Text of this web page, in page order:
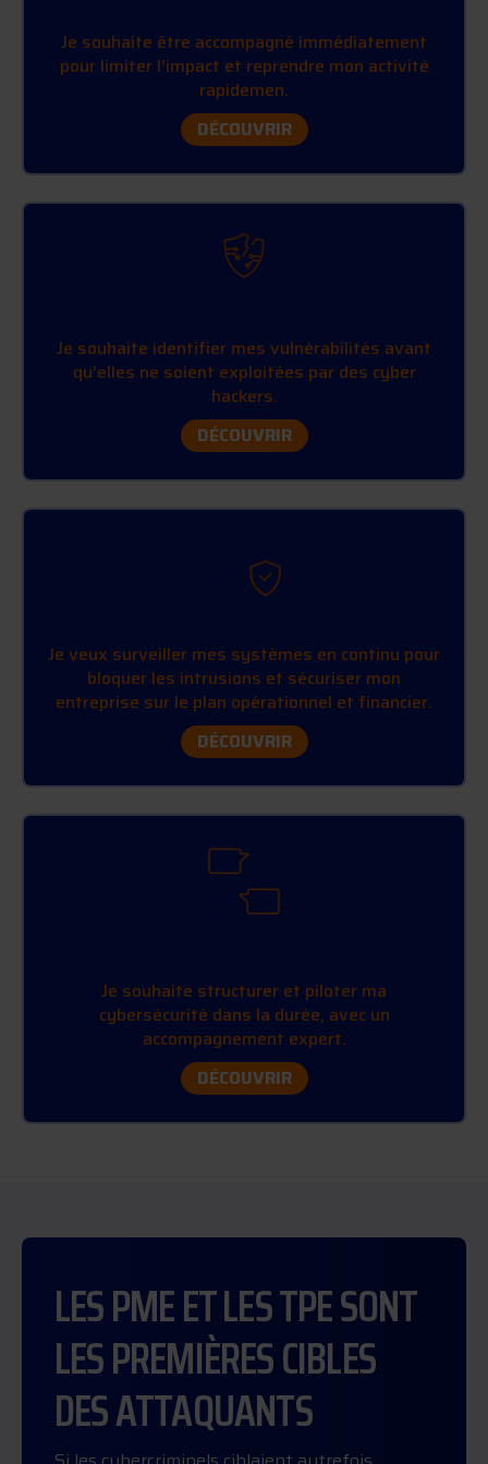
Je souhaite être accompagné immédiatement
pour limiter l’impact et reprendre mon activité
rapidemen.
DÉCOUVRIR
Je souhaite identifier mes vulnérabilités avant
qu’elles ne soient exploitées par des cyber
hackers.
DÉCOUVRIR
Je veux surveiller mes systèmes en continu pour
bloquer les intrusions et sécuriser mon
entreprise sur le plan opérationnel et financier.
DÉCOUVRIR
ÊTRE ACCOMPAGNÉ DANS LA GESTION GLOBALE
Je souhaite structurer et piloter ma
cybersécurité dans la durée, avec un
accompagnement expert.
DÉCOUVRIR
LES PME ET LES TPE SONT
LES PREMIÈRES CIBLES
DES ATTAQUANTS